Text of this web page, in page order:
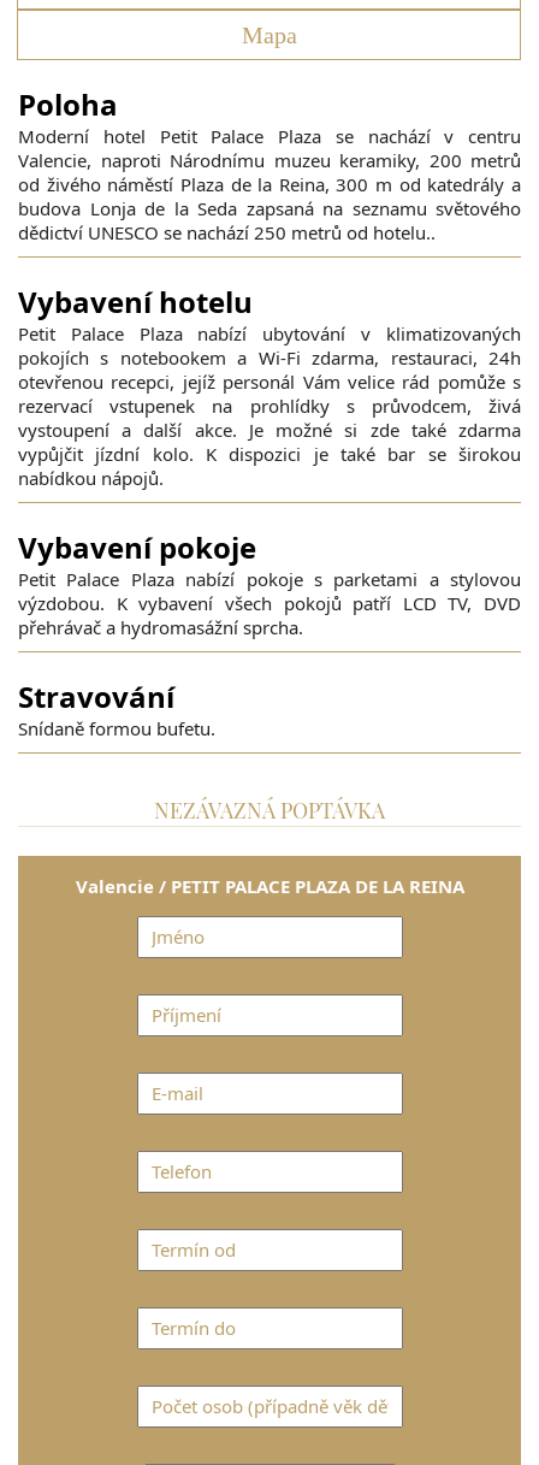
Mapa
Poloha
Moderní hotel Petit Palace Plaza se nachází v centru
Valencie, naproti Národnímu muzeu keramiky, 200 metrů
od živého náměstí Plaza de la Reina, 300 m od katedrály a
budova Lonja de la Seda zapsaná na seznamu světového
dědictví UNESCO se nachází 250 metrů od hotelu..
Vybavení hotelu
Petit Palace Plaza nabízí ubytování v klimatizovaných
pokojích s notebookem a Wi-Fi zdarma, restauraci, 24h
otevřenou recepci, jejíž personál Vám velice rád pomůže s
rezervací vstupenek na prohlídky s průvodcem, živá
vystoupení a další akce. Je možné si zde také zdarma
vypůjčit jízdní kolo. K dispozici je také bar se širokou
nabídkou nápojů.
Vybavení pokoje
Petit Palace Plaza nabízí pokoje s parketami a stylovou
výzdobou. K vybavení všech pokojů patří LCD TV, DVD
přehrávač a hydromasážní sprcha.
Stravování
Snídaně formou bufetu.
NEZÁVAZNÁ POPTÁVKA
Valencie / PETIT PALACE PLAZA DE LA REINA